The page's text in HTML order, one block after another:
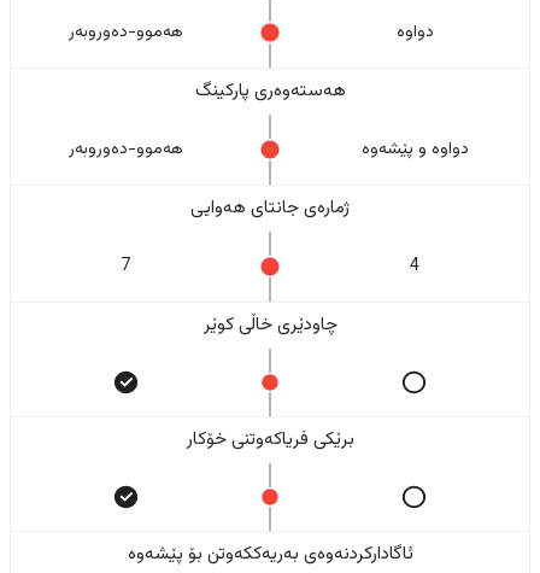
دواوە هەموو-دەوروبەر
هەستەوەری پارکینگ
دواوە و پێشەوە هەموو-دەوروبەر
ژمارەی جانتای هەوایی
4
7
چاودێری خاڵی کوێر
برێکی فریاکەوتنی خۆکار
ئاگادارکردنەوەی بەریەککەوتن بۆ پێشەوە